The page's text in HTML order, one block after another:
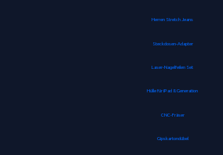
Herren Stretch Jeans
Steckdosen-Adapter
Laser-Nagelfeilen Set
Hülle für iPad 8. Generation
CNC-Fräser
Gipskartondübel